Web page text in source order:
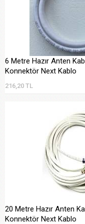
6 Metre Hazır Anten
Konnektör Next Kablo
216,20 TL
20 Metre Hazır Anten
Konnektör Next Kablo